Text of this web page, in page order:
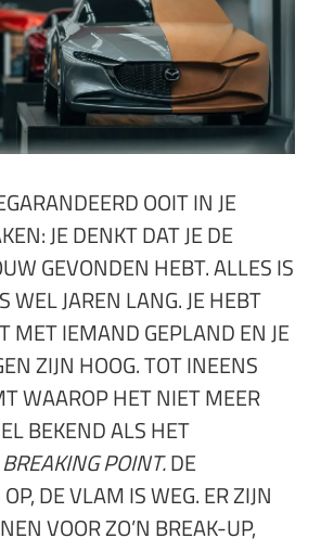
OOIT IN JE
JE DENKT DAT JE DE
GEVONDEN HEBT. ALLES IS
WEL JAREN LANG. JE HEBT
MET IEMAND GEPLAND EN JE
ZIJN HOOG. TOT INEENS
WAAROP HET NIET MEER
BEKEND ALS HET
BREAKING POINT.DE
DE VLAM IS WEG. ER ZIJN
VOOR ZO’N BREAK-UP,